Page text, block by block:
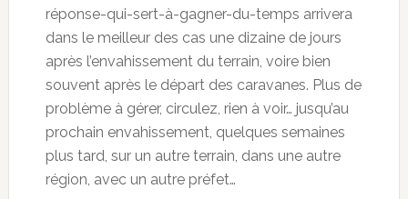
réponse-qui-sert-à-gagner-du-temps arrivera
dans le meilleur des cas une dizaine de jours
après l’envahissement du terrain, voire bien
souvent après le départ des caravanes. Plus de
problème à gérer, circulez, rien à voir… jusqu’au
prochain envahissement, quelques semaines
plus tard, sur un autre terrain, dans une autre
région, avec un autre préfet…